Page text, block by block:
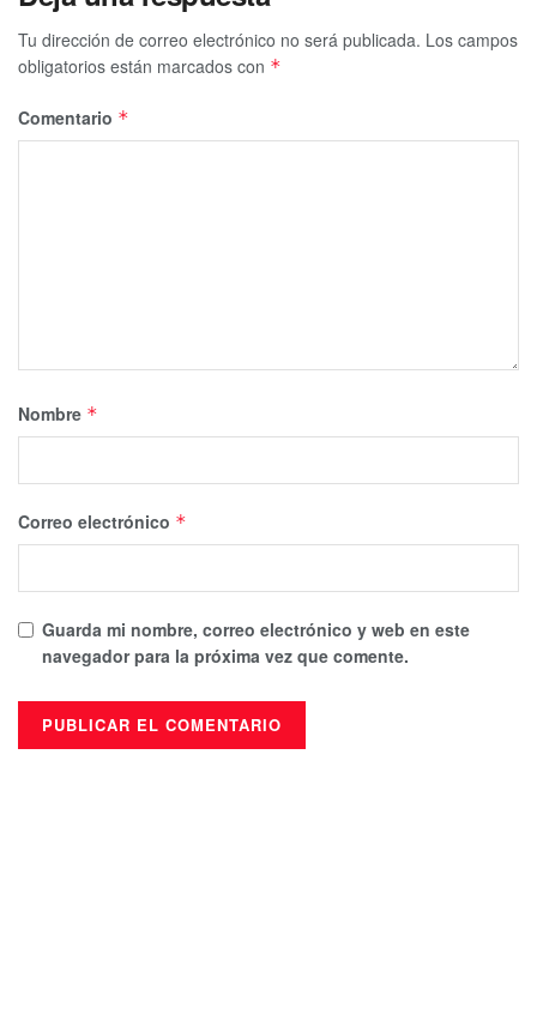
Tu dirección de correo electrónico no será publicada. Los campos
obligatorios están marcados con *
Comentario *
Nombre *
Correo electrónico *
Guarda mi nombre, correo electrónico y web en este
navegador para la próxima vez que comente.